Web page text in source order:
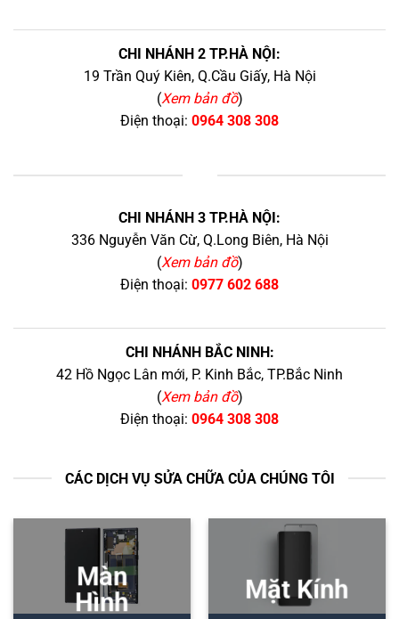
CHI NHÁNH 2 TP.HÀ NỘI:
19 Trần Quý Kiên, Q.Cầu Giấy, Hà Nội
(Xem bản đồ)
Điện thoại: 0964 308 308
CHI NHÁNH 3 TP.HÀ NỘI:
336 Nguyễn Văn Cừ, Q.Long Biên, Hà Nội
(Xem bản đồ)
Điện thoại: 0977 602 688
CHI NHÁNH BẮC NINH:
42 Hồ Ngọc Lân mới, P. Kinh Bắc, TP.Bắc Ninh
(Xem bản đồ)
Điện thoại: 0964 308 308
CÁC DỊCH VỤ SỬA CHỮA CỦA CHÚNG TÔI
Màn
Hình
Mặt Kính